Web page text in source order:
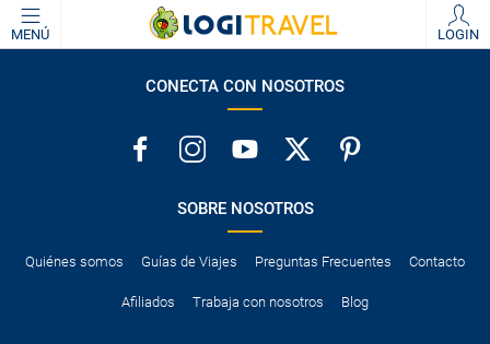
MENÚ LOGIN
CONECTA CON NOSOTROS
SOBRE NOSOTROS
Quiénes somos Guías de Viajes Preguntas Frecuentes Contacto
Afiliados Trabaja con nosotros Blog